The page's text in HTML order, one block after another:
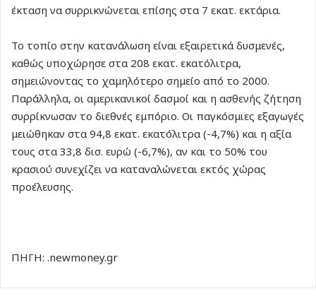
έκταση να συρρικνώνεται επίσης στα 7 εκατ. εκτάρια.
Το τοπίο στην κατανάλωση είναι εξαιρετικά δυσμενές,
καθώς υποχώρησε στα 208 εκατ. εκατόλιτρα,
σημειώνοντας το χαμηλότερο σημείο από το 2000.
Παράλληλα, οι αμερικανικοί δασμοί και η ασθενής ζήτηση
συρρίκνωσαν το διεθνές εμπόριο. Οι παγκόσμιες εξαγωγές
μειώθηκαν στα 94,8 εκατ. εκατόλιτρα (-4,7%) και η αξία
τους στα 33,8 δισ. ευρώ (-6,7%), αν και το 50% του
κρασιού συνεχίζει να καταναλώνεται εκτός χώρας
προέλευσης.
ΠΗΓΗ: .newmoney.gr